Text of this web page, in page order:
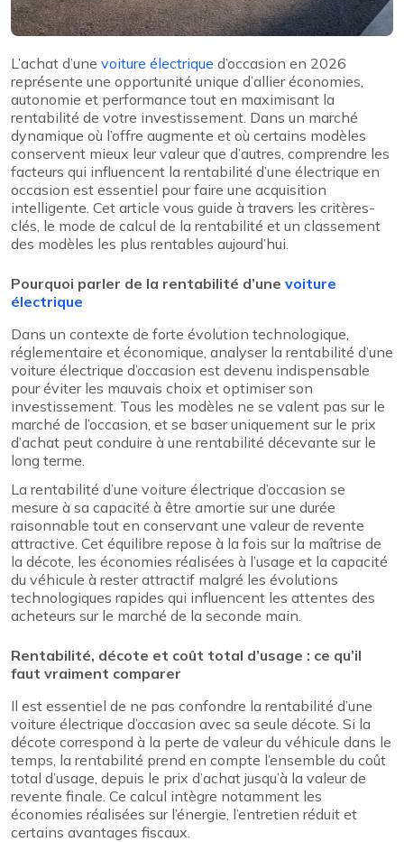
L’achat d’une voiture électrique d’occasion en 2026
représente une opportunité unique d’allier économies,
autonomie et performance tout en maximisant la
rentabilité de votre investissement. Dans un marché
dynamique où l’offre augmente et où certains modèles
conservent mieux leur valeur que d’autres, comprendre les
facteurs qui influencent la rentabilité d’une électrique en
occasion est essentiel pour faire une acquisition
intelligente. Cet article vous guide à travers les critères-
clés, le mode de calcul de la rentabilité et un classement
des modèles les plus rentables aujourd’hui.
Pourquoi parler de la rentabilité d’une voiture
électrique
Dans un contexte de forte évolution technologique,
réglementaire et économique, analyser la rentabilité d’une
voiture électrique d’occasion est devenu indispensable
pour éviter les mauvais choix et optimiser son
investissement. Tous les modèles ne se valent pas sur le
marché de l’occasion, et se baser uniquement sur le prix
d’achat peut conduire à une rentabilité décevante sur le
long terme.
La rentabilité d’une voiture électrique d’occasion se
mesure à sa capacité à être amortie sur une durée
raisonnable tout en conservant une valeur de revente
attractive. Cet équilibre repose à la fois sur la maîtrise de
la décote, les économies réalisées à l’usage et la capacité
du véhicule à rester attractif malgré les évolutions
technologiques rapides qui influencent les attentes des
acheteurs sur le marché de la seconde main.
Rentabilité, décote et coût total d’usage : ce qu’il
faut vraiment comparer
Il est essentiel de ne pas confondre la rentabilité d’une
voiture électrique d’occasion avec sa seule décote. Si la
décote correspond à la perte de valeur du véhicule dans le
temps, la rentabilité prend en compte l’ensemble du coût
total d’usage, depuis le prix d’achat jusqu’à la valeur de
revente finale. Ce calcul intègre notamment les
économies réalisées sur l’énergie, l’entretien réduit et
certains avantages fiscaux.